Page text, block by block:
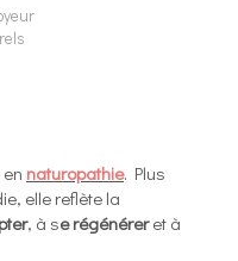
naturopathie. Plus
elle reflète la
, à se régénéreret à